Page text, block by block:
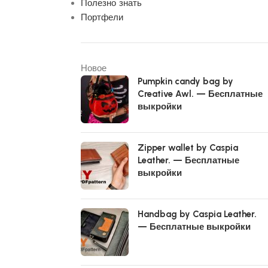
Полезно знать
Портфели
Новое
Pumpkin candy bag by
Creative Awl. — Бесплатные
выкройки
Zipper wallet by Caspia
Leather. — Бесплатные
выкройки
Handbag by Caspia Leather.
— Бесплатные выкройки